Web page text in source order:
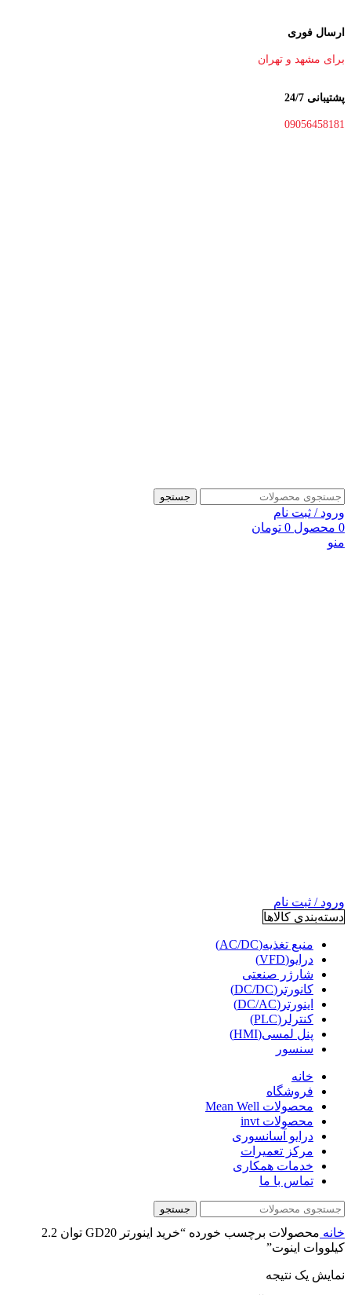
ارسال فوری
برای مشهد و تهران
پشتیبانی 24/7
09056458181
جستجو
ورود / ثبت نام
0 محصول 0 تومان
منو
ورود / ثبت نام
دسته‌بندی کالاها
منبع تغذیه(AC/DC)
درایو(VFD)
شارژر صنعتی
کانورتر(DC/DC)
اینورتر(DC/AC)
کنترلر(PLC)
پنل لمسی(HMI)
سنسور
خانه
فروشگاه
محصولات Mean Well
محصولات invt
درایو آسانسوری
مرکز تعمیرات
خدمات همکاری
تماس با ما
جستجو
خانه
محصولات برچسب خورده “خرید اینورتر GD20 توان 2.2
کیلووات اینوت”
نمایش یک نتیجه